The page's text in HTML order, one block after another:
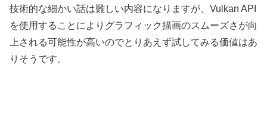
技術的な細かい話は難しい内容になりますが、Vulkan API
を使用することによりグラフィック描画のスムーズさが向
上される可能性が高いのでとりあえず試してみる価値はあ
りそうです。